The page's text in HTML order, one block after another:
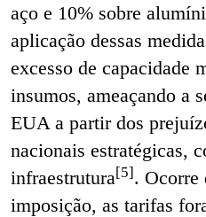
aço e 10% sobre
aplicação dessas
excesso de capacidade
insumos, ameaçando a
EUA a partir dos
nacionais estratégicas,
infraestrutura[5]. Ocorre
imposição, as tarifas